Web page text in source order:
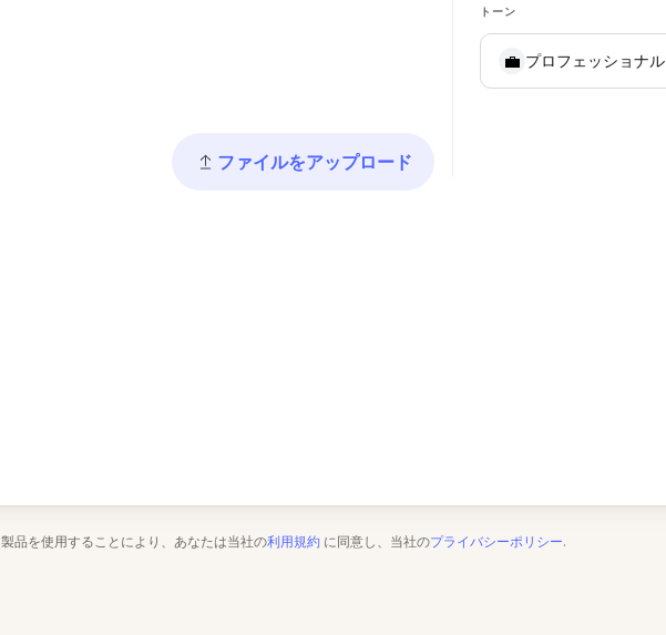
ファイルをアップロード
トーン
💼 プロフェッショナル
製品を使用することにより、あなたは当社の利用規約 に同意し、当社のプライバシーポリシー.